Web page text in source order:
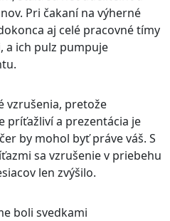
Pri čakaní na výherné
aj celé pracovné tímy
a ich pulz pumpuje
vzrušenia, pretože
príťažliví a prezentácia je
by mohol byť práve váš. S
sa vzrušenie v priebehu
len zvýšilo.
boli svedkami